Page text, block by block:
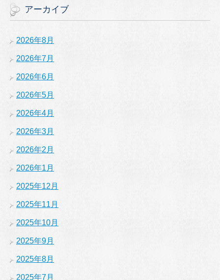
アーカイブ
2026年8月
2026年7月
2026年6月
2026年5月
2026年4月
2026年3月
2026年2月
2026年1月
2025年12月
2025年11月
2025年10月
2025年9月
2025年8月
2025年7月